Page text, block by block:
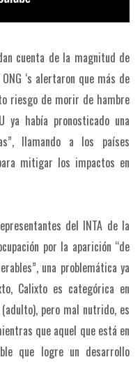
cuenta de la magnitud de
‘s alertaron que más de
riesgo de morir de hambre
ya había pronosticado una
llamando a los países
mitigar los impactos en
del INTA de la
por la aparición “de
una problemática ya
Calixto es categórica en
pero mal nutrido, es
que aquel que está en
que logre un desarrollo